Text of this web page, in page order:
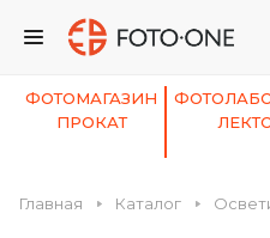
ФОТОМАГАЗИН
ПРОКАТ
Главная Каталог